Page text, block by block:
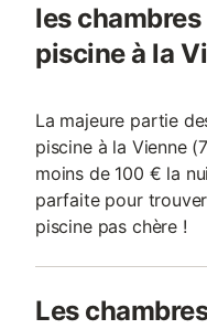
les
piscine à la
La majeure partie
piscine à la Vienne
moins de 100 € la
parfaite pour
piscine pas chère !
Les